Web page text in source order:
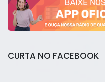
CURTA NO FACEBOOK